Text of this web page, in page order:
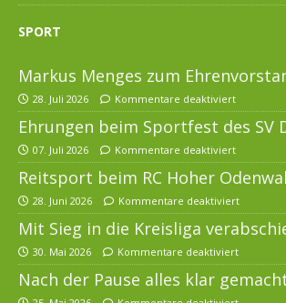
SPORT
Markus Menges zum
28. Juli 2026 Kommentare deaktiviert
Ehrungen beim Sportfest des SV
07. Juli 2026 Kommentare deaktiviert
Reitsport beim RC Hoher
28. Juni 2026 Kommentare deaktiviert
Mit Sieg in die Kreisliga
30. Mai 2026 Kommentare deaktiviert
Nach der Pause alles klar